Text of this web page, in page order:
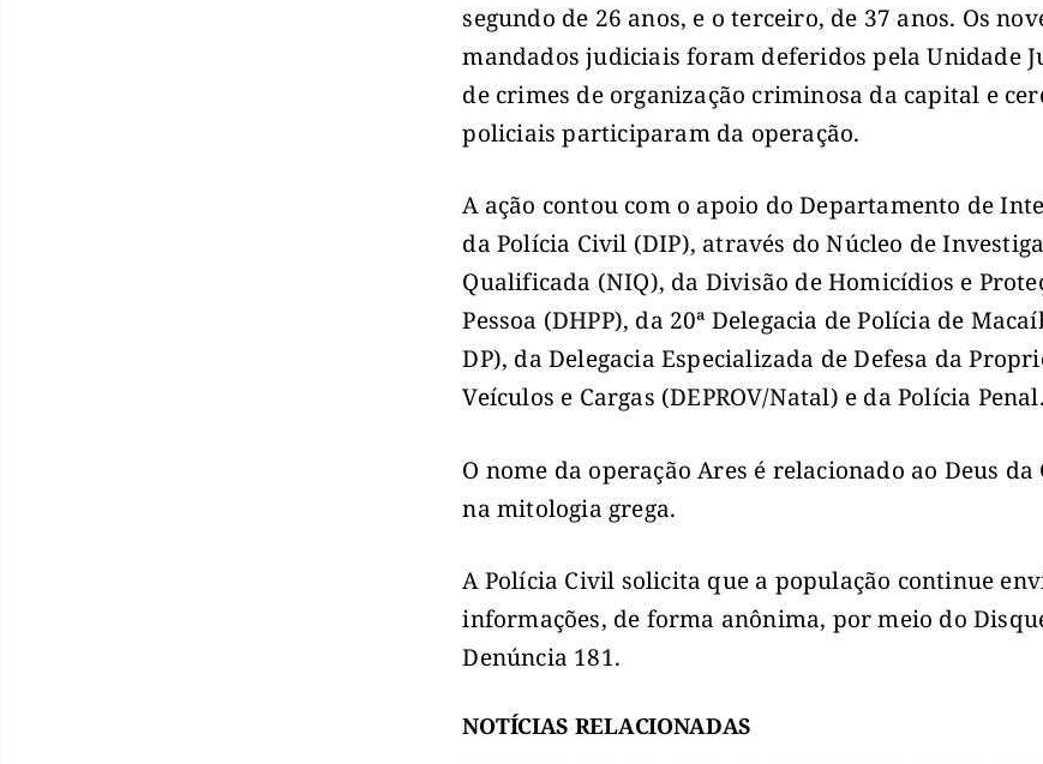
segundo de 26 anos, e o terceiro, de 37 anos. Os
mandados judiciais foram deferidos pela Unidade
de crimes de organização criminosa da capital e
policiais participaram da operação.
A ação contou com o apoio do Departamento de
da Polícia Civil (DIP), através do Núcleo de
Qualificada (NIQ), da Divisão de Homicídios e
Pessoa (DHPP), da 20ª Delegacia de Polícia de
DP), da Delegacia Especializada de Defesa da
Veículos e Cargas (DEPROV/Natal) e da Polícia Penal.
O nome da operação Ares é relacionado ao Deus da
na mitologia grega.
A Polícia Civil solicita que a população continue
informações, de forma anônima, por meio do
Denúncia 181.
NOTÍCIAS RELACIONADAS